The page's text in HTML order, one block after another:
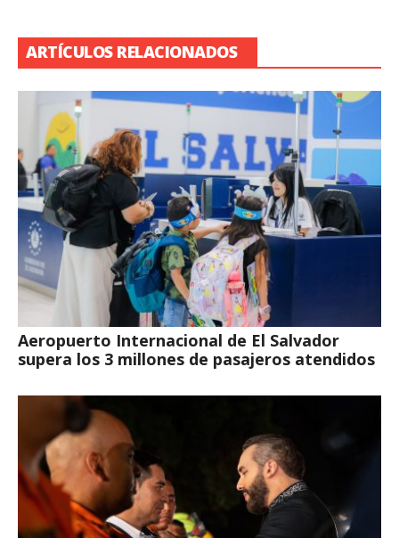
ARTÍCULOS RELACIONADOS
Aeropuerto Internacional de El Salvador
supera los 3 millones de pasajeros atendidos